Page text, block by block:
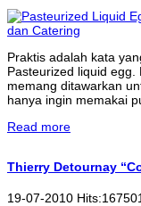
Praktis adalah kata
Pasteurized liquid
memang ditawarkan
hanya ingin memakai
Read more
Thierry Detournay
19-07-2010 Hits:167501